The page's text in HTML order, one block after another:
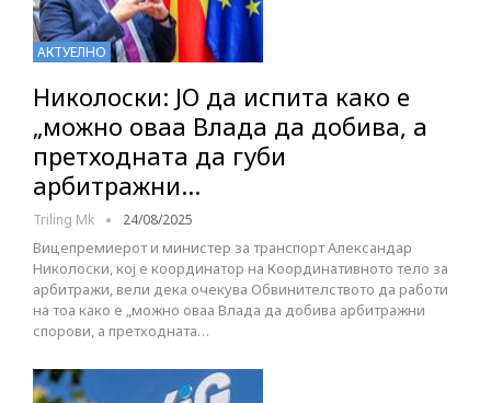
АКТУЕЛНО
Николоски: ЈО да испита како е
„можно оваа Влада да добива, а
претходната да губи
арбитражни…
Triling Mk 24/08/2025
Вицепремиерот и министер за транспорт Александар
Николоски, кој е координатор на Координативното тело за
арбитражи, вели дека очекува Обвинителството да работи
на тоа како е „можно оваа Влада да добива арбитражни
спорови, а претходната…